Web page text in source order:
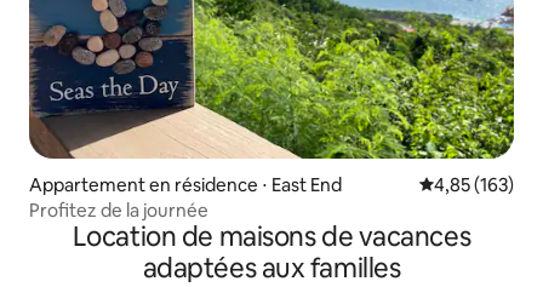
Appartement en résidence ⋅ East End Évaluation
4,85 (163)
Profitez de la journée
Location de maisons de vacances
adaptées aux familles